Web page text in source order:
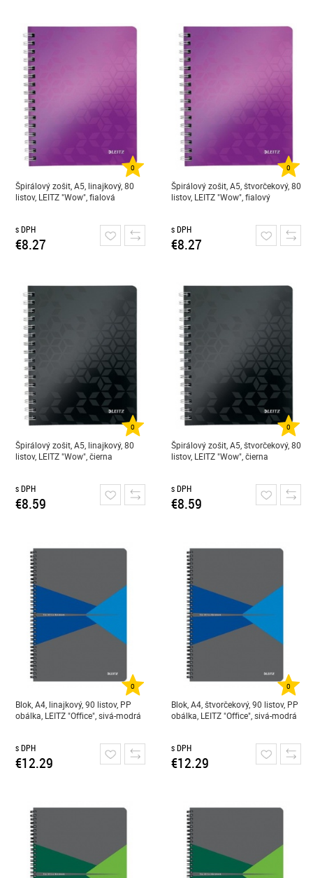
0
Špirálový zošit, A5, linajkový, 80
listov, LEITZ "Wow", fialová
s DPH
€8.27
0
Špirálový zošit, A5, štvorčekový, 80
listov, LEITZ "Wow", fialový
s DPH
€8.27
0
Špirálový zošit, A5, linajkový, 80
listov, LEITZ "Wow", čierna
s DPH
€8.59
0
Špirálový zošit, A5, štvorčekový, 80
listov, LEITZ "Wow", čierna
s DPH
€8.59
0
Blok, A4, linajkový, 90 listov, PP
obálka, LEITZ "Office", sivá-modrá
s DPH
€12.29
0
Blok, A4, štvorčekový, 90 listov, PP
obálka, LEITZ "Office", sivá-modrá
s DPH
€12.29